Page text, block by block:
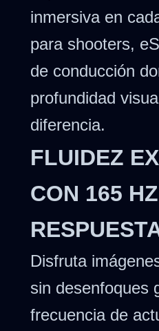
inmersiva en
para shooters,
de conducción
profundidad
diferencia.
FLUIDEZ
CON 165
Disfruta
sin desenfoques
frecuencia de